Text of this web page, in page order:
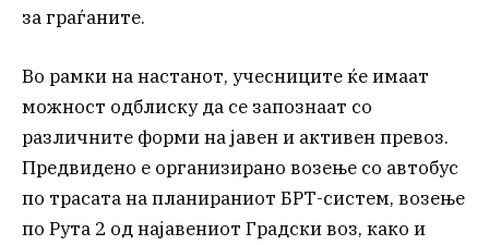
за граѓаните.
Во рамки на настанот, учесниците ќе имаат
можност одблиску да се запознаат со
различните форми на јавен и активен превоз.
Предвидено е организирано возење со автобус
по трасата на планираниот БРТ-систем, возење
по Рута 2 од најавениот Градски воз, како и